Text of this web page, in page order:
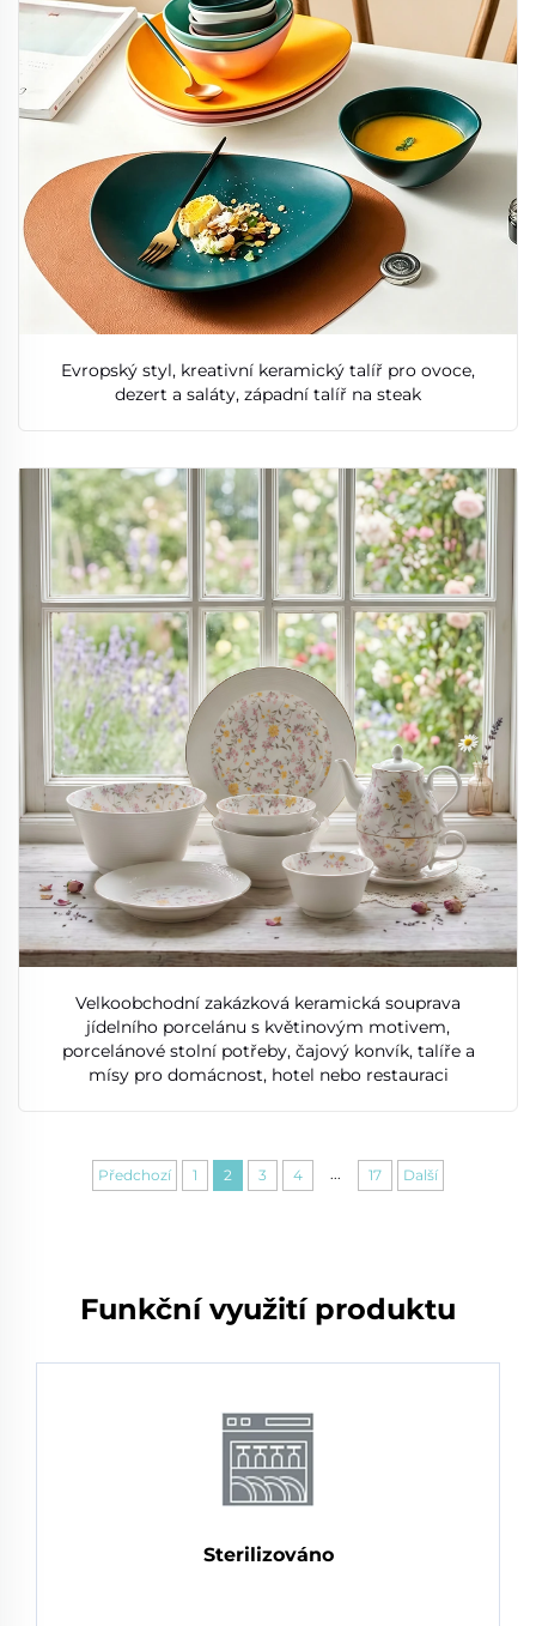
Evropský styl, kreativní keramický talíř pro ovoce,
dezert a saláty, západní talíř na steak
Velkoobchodní zakázková keramická souprava
jídelního porcelánu s květinovým motivem,
porcelánové stolní potřeby, čajový konvík, talíře a
mísy pro domácnost, hotel nebo restauraci
Předchozí 1 2 3 4 ... 17 Další
Funkční využití produktu
Sterilizováno